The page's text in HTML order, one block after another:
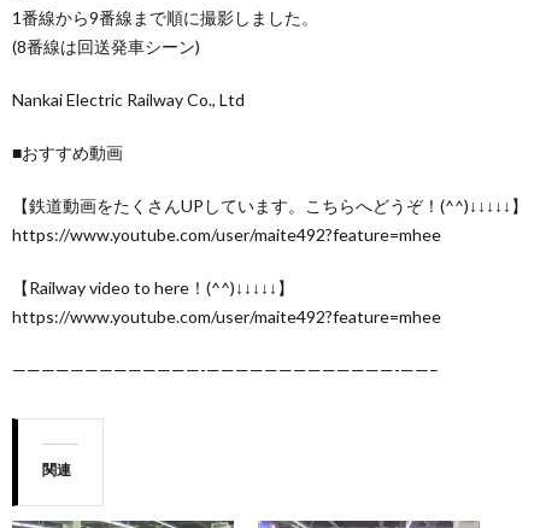
1番線から9番線まで順に撮影しました。
(8番線は回送発車シーン)
Nankai Electric Railway Co., Ltd
■おすすめ動画
【鉄道動画をたくさんUPしています。こちらへどうぞ！(^^)↓↓↓↓↓】
https://www.youtube.com/user/maite492?feature=mhee
【Railway video to here！(^^)↓↓↓↓↓】
https://www.youtube.com/user/maite492?feature=mhee
—————————————-­—————————————-­——–
関連